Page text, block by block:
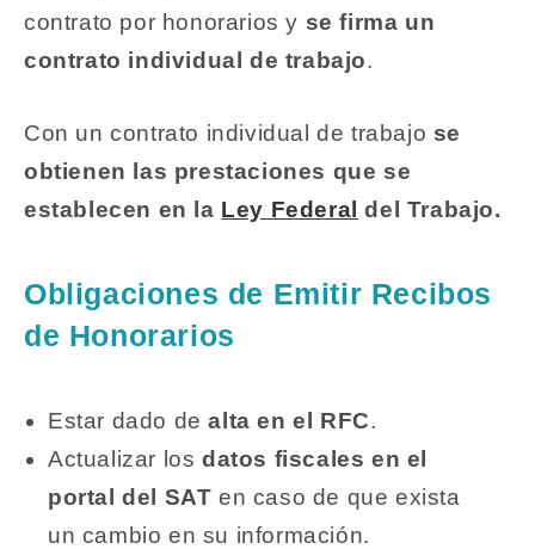
contrato por honorarios y se firma un
contrato individual de trabajo.
Con un contrato individual de trabajo se
obtienen las prestaciones que se
establecen en la Ley Federal del Trabajo.
Obligaciones de Emitir Recibos
de Honorarios
Estar dado dealta en el RFC.
Actualizar los datos fiscales en el
portal del SAT en caso de que exista
un cambio en su información.